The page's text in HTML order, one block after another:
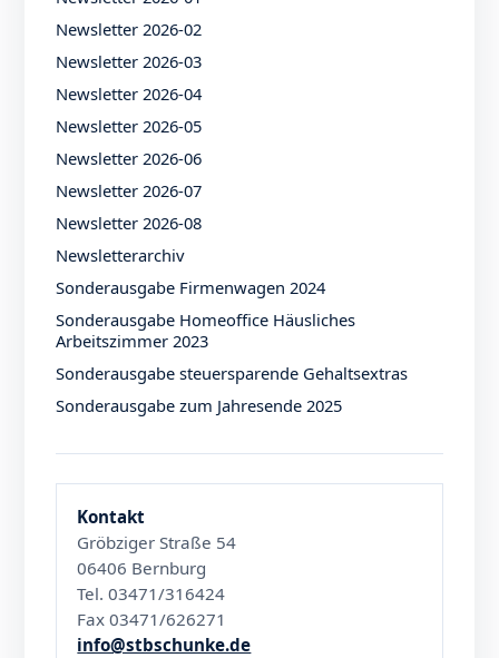
Newsletter 2026-02
Newsletter 2026-03
Newsletter 2026-04
Newsletter 2026-05
Newsletter 2026-06
Newsletter 2026-07
Newsletter 2026-08
Newsletterarchiv
Sonderausgabe Firmenwagen 2024
Sonderausgabe Homeoffice Häusliches
Arbeitszimmer 2023
Sonderausgabe steuersparende Gehaltsextras
Sonderausgabe zum Jahresende 2025
Kontakt
Gröbziger Straße 54
06406 Bernburg
Tel. 03471/316424
Fax 03471/626271
info@stbschunke.de